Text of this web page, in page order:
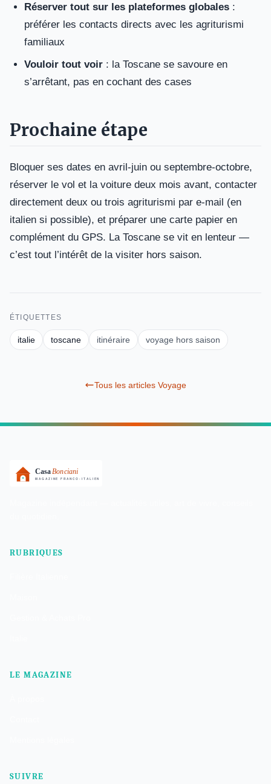
Réserver tout sur les plateformes globales :
préférer les contacts directs avec les agriturismi
familiaux
Vouloir tout voir : la Toscane se savoure en
s’arrêtant, pas en cochant des cases
Prochaine étape
Bloquer ses dates en avril-juin ou septembre-octobre,
réserver le vol et la voiture deux mois avant, contacter
directement deux ou trois agriturismi par e-mail (en
italien si possible), et préparer une carte papier en
complément du GPS. La Toscane se vit en lenteur —
c’est tout l’intérêt de la visiter hors saison.
ÉTIQUETTES
italie toscane itinéraire voyage hors saison
Tous les articles Voyage
RUBRIQUES
LE MAGAZINE
SUIVRE